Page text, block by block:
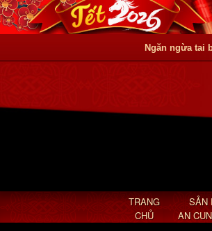
Ngăn ngừa tai
TRANG
CHỦ
SẢN
AN